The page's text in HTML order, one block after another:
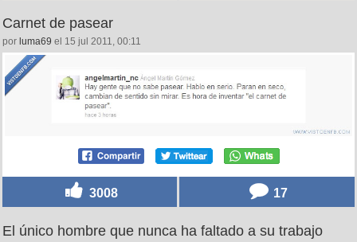
Carnet de pasear
por luma69 el 15 jul 2011, 00:11
3008 17
El único hombre que nunca ha faltado a su trabajo